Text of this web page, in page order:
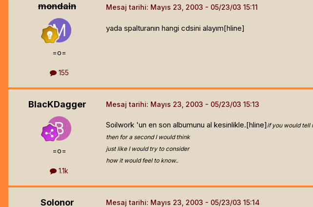
mondain
=o=
155
Mesaj tarihi: Mayıs 23, 2003
yada spalturanın hangi cdsini alayım[hline]
BlacKDagger
=o=
1.1k
Mesaj tarihi: Mayıs 23, 2003
Soilwork 'un en son albumunu al kesinlikle.[hline] if you would tell
then for a second I would think
just like I would try to consider
how it would feel to know..
Solonor Mesaj tarihi: Mayıs 23, 2003